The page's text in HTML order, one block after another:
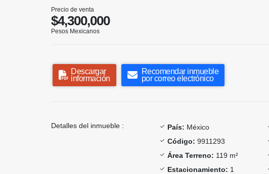
Precio de venta
$4,300,000
Pesos Mexicanos
Descargar
información
Recomendar inmueble
por correo electrónico
Detalles del inmueble : País: México
Código: 9911293
Área Terreno: 119 m²
Estacionamiento: 1